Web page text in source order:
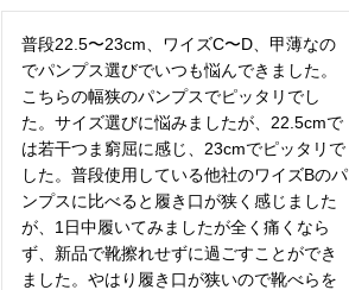
普段22.5〜23cm、ワイズC〜D、甲薄なの
でパンプス選びでいつも悩んできました。
こちらの幅狭のパンプスでピッタリでし
た。サイズ選びに悩みましたが、22.5cmで
は若干つま窮屈に感じ、23cmでピッタリで
した。普段使用している他社のワイズBのパ
ンプスに比べると履き口が狭く感じました
が、1日中履いてみましたが全く痛くなら
ず、新品で靴擦れせずに過ごすことができ
ました。やはり履き口が狭いので靴べらを